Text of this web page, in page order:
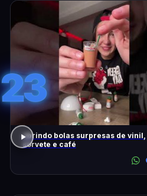
23
abrindo bolas surpresas de vinil,
sorvete e café